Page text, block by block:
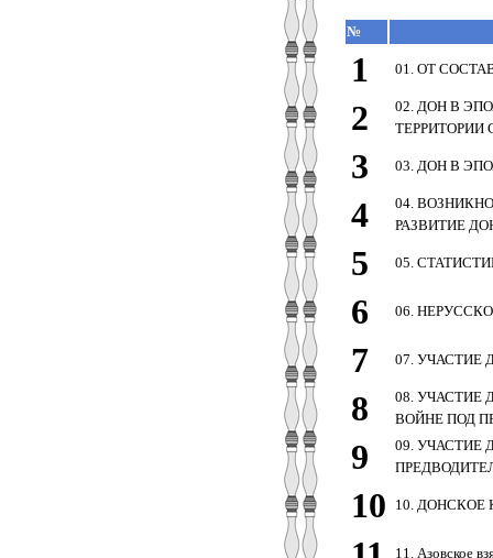
№
1 01. ОТ
2
02. ДОН В
ТЕРРИТОРИИ
3 03. ДОН В
4
04.
РАЗВИТИЕ
5 05.
6 06.
7 07. УЧАСТИЕ
8
08. УЧАСТИЕ
ВОЙНЕ ПОД
9
09. УЧАСТИЕ
10 10. ДОНСКОЕ
11. Азовское